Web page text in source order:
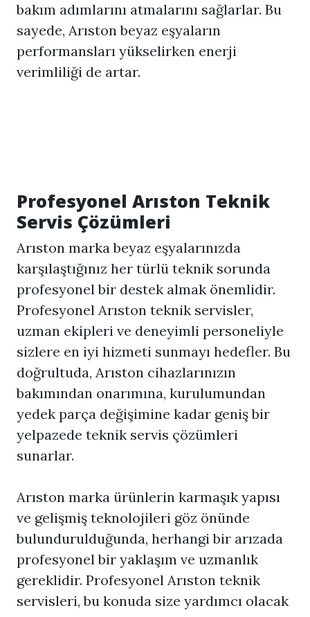
bakım adımlarını atmalarını sağlarlar. Bu
sayede, Arıston beyaz eşyaların
performansları yükselirken enerji
verimliliği de artar.
Profesyonel Arıston Teknik
Servis Çözümleri
Arıston marka beyaz eşyalarınızda
karşılaştığınız her türlü teknik sorunda
profesyonel bir destek almak önemlidir.
Profesyonel Arıston teknik servisler,
uzman ekipleri ve deneyimli personeliyle
sizlere en iyi hizmeti sunmayı hedefler. Bu
doğrultuda, Arıston cihazlarınızın
bakımından onarımına, kurulumundan
yedek parça değişimine kadar geniş bir
yelpazede teknik servis çözümleri
sunarlar.
Arıston marka ürünlerin karmaşık yapısı
ve gelişmiş teknolojileri göz önünde
bulundurulduğunda, herhangi bir arızada
profesyonel bir yaklaşım ve uzmanlık
gereklidir. Profesyonel Arıston teknik
servisleri, bu konuda size yardımcı olacak